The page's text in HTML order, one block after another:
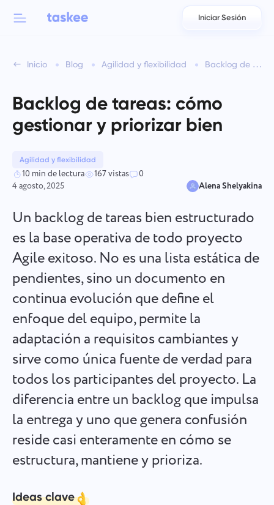
العربية
Azərbaycan
日本語
Deutsch
English
Español
Français
עברית
हिन्दी
中文 (中国)
Kiswahili
Iniciar Sesión
Inicio Blog Agilidad y flexibilidad Backlog de tareas: cómo gestionar y priorizar bien
Backlog de tareas: cómo
gestionar y priorizar bien
Agilidad y flexibilidad
10 min de lectura 167 vistas
0
4 agosto, 2025
Alena Shelyakina
Un backlog de tareas bien estructurado
es la base operativa de todo proyecto
Agile exitoso. No es una lista estática de
pendientes, sino un documento en
continua evolución que define el
enfoque del equipo, permite la
adaptación a requisitos cambiantes y
sirve como única fuente de verdad para
todos los participantes del proyecto. La
diferencia entre un backlog que impulsa
la entrega y uno que genera confusión
reside casi enteramente en cómo se
estructura, mantiene y prioriza.
Ideas clave
Funciones de Taskee
Conozca sobre 7 más características inspiradoras
Rastrear el tiempo de las tareas, supervisar a los compañeros
y agregar tiempo manualmente.
Cree una tarea, trabaje con compañeros y ciérrela cuando
esté completa
Informes
Distribuya recursos usando informes sobre el tiempo
dedicado a cada proyecto
Tablero Kanban
Gestione las tareas en el tablero Kanban, filtre tareas y
amplíe su tablero.
Para equipos
Industrias
Tipo de empresa